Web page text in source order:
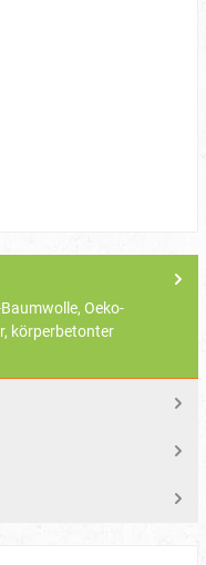
Oeko-
körperbetonter